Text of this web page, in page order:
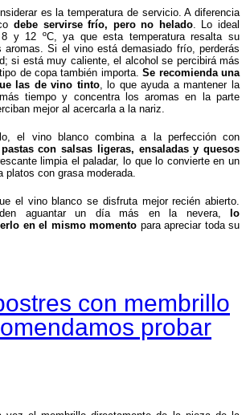
es la temperatura de servicio. A diferencia
debe servirse frío, pero no helado. Lo ideal
y 12 ºC, ya que esta temperatura resalta su
aromas. Si el vino está demasiado frío, perderás
si está muy caliente, el alcohol se percibirá más
de copa también importa.Se recomienda una
las de vino tinto, lo que ayuda a mantener la
tiempo y concentra los aromas en la parte
mejor al acercarla a la nariz.
el vino blanco combina a la perfección con
con salsas ligeras, ensaladas y quesos
limpia el paladar, lo que lo convierte en un
platos con grasa moderada.
el vino blanco se disfruta mejor recién abierto.
aguantar un día más en la nevera,
lo
en el mismo momento para apreciar toda su
con membrillo
probar